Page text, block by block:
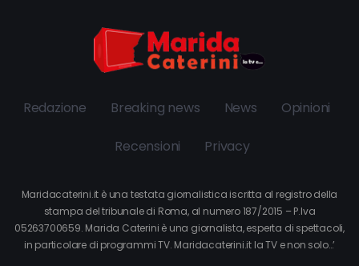
Redazione Breaking news News Opinioni
Recensioni Privacy
Maridacaterini.it è una testata giornalistica iscritta al registro della
stampa del tribunale di Roma, al numero 187/2015 – P.Iva
05263700659. Marida Caterini è una giornalista, esperta di spettacoli,
in particolare di programmi TV. Maridacaterini.it la TV e non solo…’